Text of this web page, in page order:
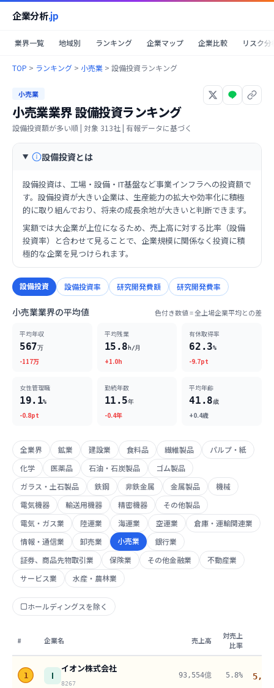
企業分析.jp
業界一覧 地域別 ランキング 企業マップ 企業比較 リスク分
TOP > ランキング > 小売業 > 設備投資ランキング
小売業
小売業業界設備投資ランキング
設備投資額が多い順 | 対象 313社 | 有報データに基づく
設備投資とは
設備投資は、工場・設備・IT基盤など事業インフラへの投資額で
す。設備投資が大きい企業は、生産能力の拡大や効率化に積極
的に取り組んでおり、将来の成長余地が大きいと判断できます。
実額では大企業が上位になるため、売上高に対する比率（設備
投資率）と合わせて見ることで、企業規模に関係なく投資に積
極的な企業を見つけられます。
設備投資 設備投資率 研究開発費額 研究開発費率
小売業業界の平均値 色付き数値 = 全上場企業平均との差
平均年収
567万
-117万
平均残業
15.8h/月
+1.0h
有休取得率
62.3%
-9.7pt
女性管理職
19.1%
-0.8pt
勤続年数
11.5年
-0.4年
平均年齢
41.8歳
+0.4歳
全業界 鉱業 建設業 食料品 繊維製品
パルプ・紙
化学
医薬品 石油・石炭製品
ゴム製品
ガラス・土石製品
鉄鋼 非鉄金属 金属製品
機械
電気機器
輸送用機器 精密機器
その他製品
電気・ガス業
陸運業 海運業 空運業
倉庫・運輸関連業
情報・通信業
卸売業 小売業
銀行業
証券、商品先物取引業
保険業 その他金融業
不動産業
サービス業
水産・農林業
ホールディングスを除く
# 企業名 売上高
対売上
比率
1 I
イオン株式会社
8267
93,554億 5.8%